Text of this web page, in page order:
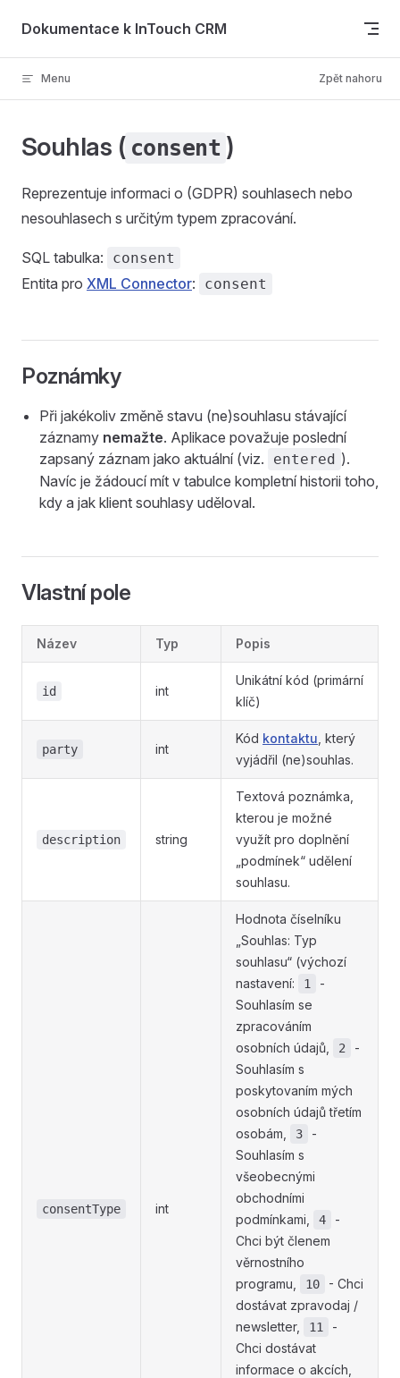
Skip to content
Dokumentace k InTouch CRM
Menu Zpět nahoru
Souhlas ( consent )
Reprezentuje informaci o (GDPR) souhlasech nebo
nesouhlasech s určitým typem zpracování.
SQL tabulka: consent
Entita pro XML Connector: consent
Poznámky
Při jakékoliv změně stavu (ne)souhlasu stávající
záznamy nemažte. Aplikace považuje poslední
zapsaný záznam jako aktuální (viz.
entered ).
Navíc je žádoucí mít v tabulce kompletní historii toho,
kdy a jak klient souhlasy uděloval.
Vlastní pole
Název Typ Popis
id int
Unikátní kód (primární
klíč)
party int
Kód kontaktu , který
vyjádřil (ne)souhlas.
description string
Textová poznámka,
kterou je možné
využít pro doplnění
„podmínek“ udělení
souhlasu.
consentType int
Hodnota číselníku
„Souhlas: Typ
souhlasu“ (výchozí
nastavení:
1
-
Souhlasím se
zpracováním
osobních údajů,
2
-
Souhlasím s
poskytovaním mých
osobních údajů třetím
osobám,
3
-
Souhlasím s
všeobecnými
obchodními
podmínkami,
4
-
Chci být členem
věrnostního
programu,
10
- Chci
dostávat zpravodaj /
newsletter,
11
-
Chci dostávat
informace o akcích,